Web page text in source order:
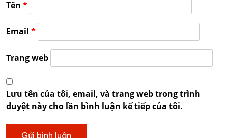
Tên *
Email *
Trang web
Lưu tên của tôi, email, và trang web trong trình
duyệt này cho lần bình luận kế tiếp của tôi.